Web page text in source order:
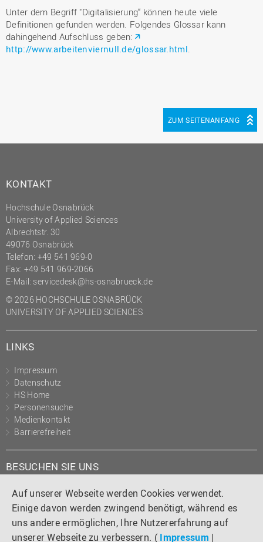
Auf unserer Webseite werden Cookies verwendet.
Einige davon werden zwingend benötigt, während es
uns andere ermöglichen, Ihre Nutzererfahrung auf
unserer Webseite zu verbessern. ( Impressum |
Unter dem Begriff "Digitalisierung“ können heute viele
Definitionen gefunden werden. Folgendes Glossar kann
dahingehend Aufschluss geben:
http://www.arbeitenviernull.de/glossar.html
ZUM SEITENANFANG
KONTAKT
Hochschule Osnabrück
University of Applied Sciences
Albrechtstr. 30
49076 Osnabrück
Telefon: +49 541 969-0
Fax: +49 541 969-2066
E-Mail: servicedesk@hs-osnabrueck.de
© 2026 HOCHSCHULE OSNABRÜCK
UNIVERSITY OF APPLIED SCIENCES
LINKS
Impressum
Datenschutz
HS Home
Personensuche
Medienkontakt
Barrierefreiheit
BESUCHEN SIE UNS
Instagram
TiktokLinkedIn
YouTube
Facebook